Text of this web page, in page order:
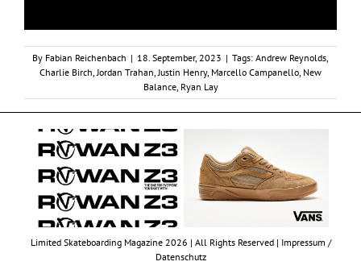
By Fabian Reichenbach | 18. September, 2023 | Tags: Andrew Reynolds
Charlie Birch Jordan Trahan Justin Henry, Marcello Campanello New
Balance, Ryan Lay
Limited Skateboarding Magazine 2026 | All Rights Reserved | Impressum /
Datenschutz